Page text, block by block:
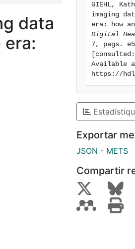
data
era:
GIEHL,
imaging
era: how
Digital
7, pags.
Available
https://
Exportar
JSON - METS
Compartir